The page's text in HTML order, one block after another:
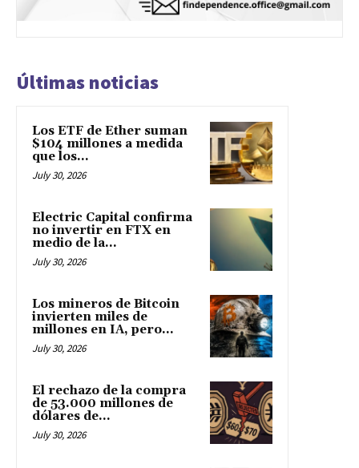
Últimas noticias
Los ETF de Ether suman
$104 millones a medida
que los...
July 30, 2026
Electric Capital confirma
no invertir en FTX en
medio de la...
July 30, 2026
Los mineros de Bitcoin
invierten miles de
millones en IA, pero...
July 30, 2026
El rechazo de la compra
de 53.000 millones de
dólares de...
July 30, 2026